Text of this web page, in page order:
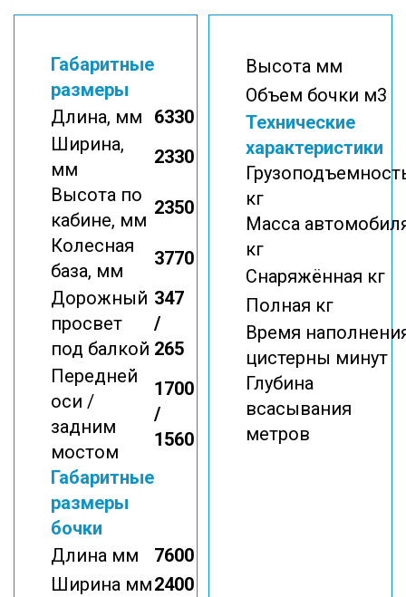
Габаритные
размеры
Длина, мм
6330
Ширина,
мм
2330
Высота по
кабине, мм
2350
Колесная
база, мм
3770
Дорожный
просвет
под балкой
347
/
265
Передней
оси /
задним
мостом
1700
/
1560
Габаритные
размеры
бочки
Длина мм
7600
Ширина мм2400
Высота мм
Объем бочки м3
Технические
характеристики
кг
Масса
кг
Снаряжённая кг
Полная кг
Время
цистерны минут
Глубина
всасывания
метров